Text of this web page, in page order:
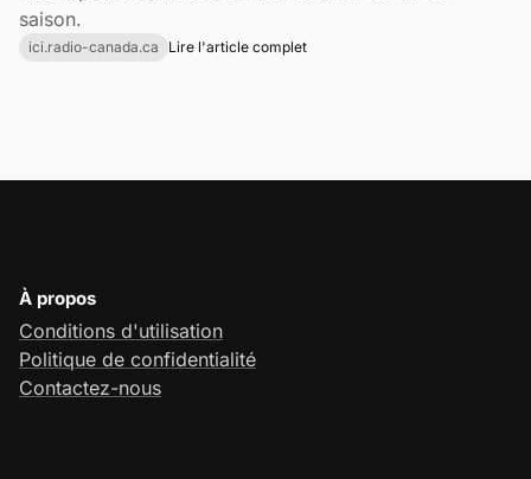
saison.
ici.radio-canada.ca Lire l'article complet
À propos
Conditions d'utilisation
Politique de confidentialité
Contactez-nous